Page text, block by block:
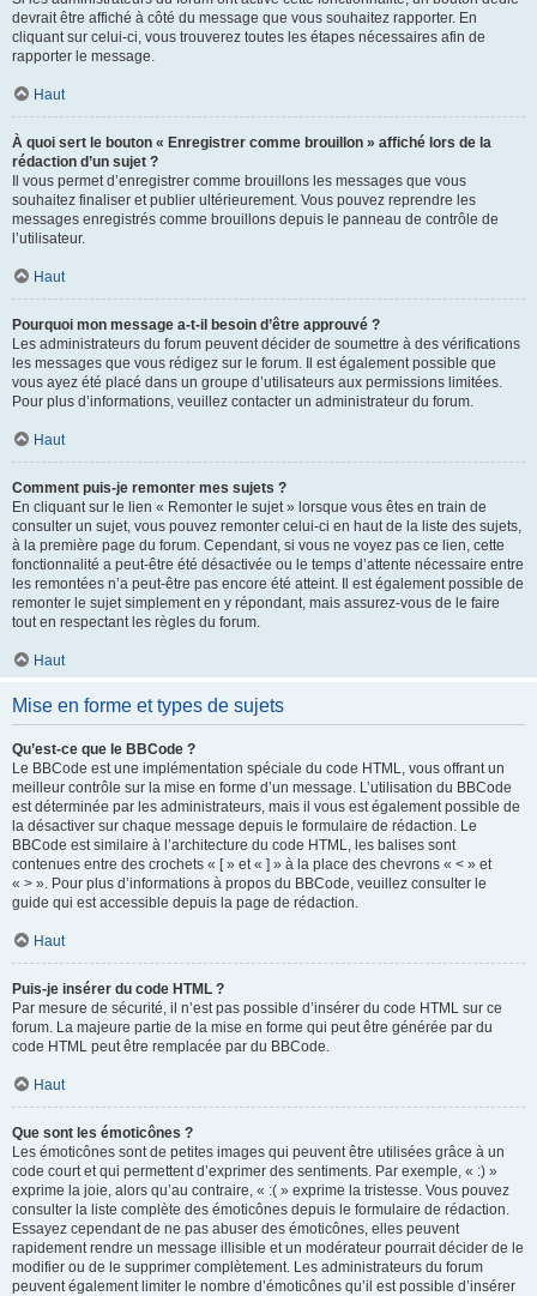
devrait être affiché à côté du message que vous souhaitez rapporter. En
cliquant sur celui-ci, vous trouverez toutes les étapes nécessaires afin de
rapporter le message.
Haut
À quoi sert le bouton « Enregistrer comme brouillon » affiché lors de la
rédaction d’un sujet ?
Il vous permet d’enregistrer comme brouillons les messages que vous
souhaitez finaliser et publier ultérieurement. Vous pouvez reprendre les
messages enregistrés comme brouillons depuis le panneau de contrôle de
l’utilisateur.
Haut
Pourquoi mon message a-t-il besoin d’être approuvé ?
Les administrateurs du forum peuvent décider de soumettre à des vérifications
les messages que vous rédigez sur le forum. Il est également possible que
vous ayez été placé dans un groupe d’utilisateurs aux permissions limitées.
Pour plus d’informations, veuillez contacter un administrateur du forum.
Haut
Comment puis-je remonter mes sujets ?
En cliquant sur le lien « Remonter le sujet » lorsque vous êtes en train de
consulter un sujet, vous pouvez remonter celui-ci en haut de la liste des sujets,
à la première page du forum. Cependant, si vous ne voyez pas ce lien, cette
fonctionnalité a peut-être été désactivée ou le temps d’attente nécessaire entre
les remontées n’a peut-être pas encore été atteint. Il est également possible de
remonter le sujet simplement en y répondant, mais assurez-vous de le faire
tout en respectant les règles du forum.
Haut
Mise en forme et types de sujets
Qu’est-ce que le BBCode ?
Le BBCode est une implémentation spéciale du code HTML, vous offrant un
meilleur contrôle sur la mise en forme d’un message. L’utilisation du BBCode
est déterminée par les administrateurs, mais il vous est également possible de
la désactiver sur chaque message depuis le formulaire de rédaction. Le
BBCode est similaire à l’architecture du code HTML, les balises sont
contenues entre des crochets « [ » et « ] » à la place des chevrons « < » et
« > ». Pour plus d’informations à propos du BBCode, veuillez consulter le
guide qui est accessible depuis la page de rédaction.
Haut
Puis-je insérer du code HTML ?
Par mesure de sécurité, il n’est pas possible d’insérer du code HTML sur ce
forum. La majeure partie de la mise en forme qui peut être générée par du
code HTML peut être remplacée par du BBCode.
Haut
Que sont les émoticônes ?
Les émoticônes sont de petites images qui peuvent être utilisées grâce à un
code court et qui permettent d’exprimer des sentiments. Par exemple, « :) »
exprime la joie, alors qu’au contraire, « :( » exprime la tristesse. Vous pouvez
consulter la liste complète des émoticônes depuis le formulaire de rédaction.
Essayez cependant de ne pas abuser des émoticônes, elles peuvent
rapidement rendre un message illisible et un modérateur pourrait décider de le
modifier ou de le supprimer complètement. Les administrateurs du forum
peuvent également limiter le nombre d’émoticônes qu’il est possible d’insérer